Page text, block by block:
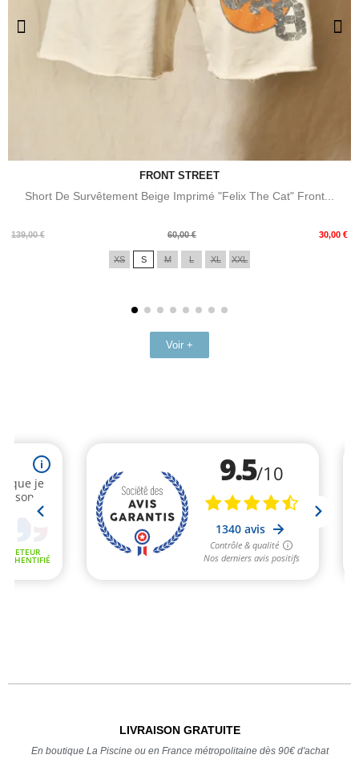
FRONT STREET
Short De Survêtement Beige Imprimé "Felix The Cat" Front...
139,00 €
Prix
60,00 € 30,00 €
Prix
XS S M L XL XXL
Voir +
LIVRAISON GRATUITE
En boutique La Piscine ou en France métropolitaine dès 90€ d'achat